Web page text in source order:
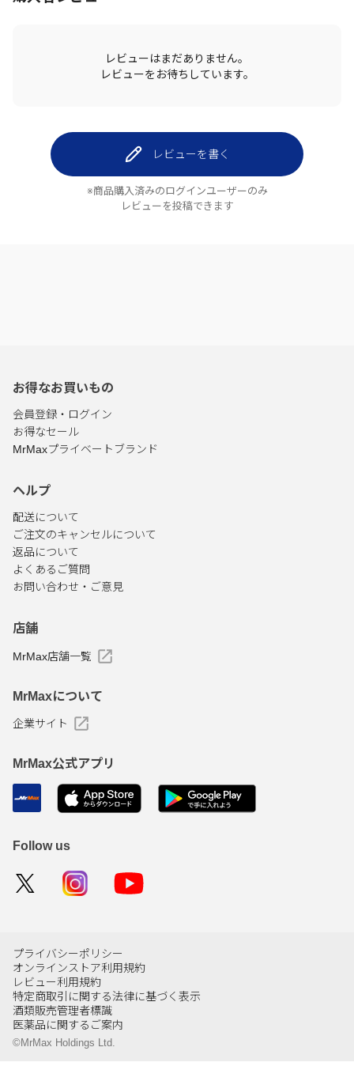
レビューはまだありません。
レビューをお待ちしています。
レビューを書く
※商品購入済みのログインユーザーのみ
レビューを投稿できます
お得なお買いもの
会員登録・ログイン
お得なセール
MrMaxプライベートブランド
ヘルプ
配送について
ご注文のキャンセルについて
返品について
よくあるご質問
お問い合わせ・ご意見
店舗
MrMax店舗一覧
MrMaxについて
企業サイト
MrMax公式アプリ
Follow us
プライバシーポリシー
オンラインストア利用規約
レビュー利用規約
特定商取引に関する法律に基づく表示
酒類販売管理者標識
医薬品に関するご案内
©MrMax Holdings Ltd.